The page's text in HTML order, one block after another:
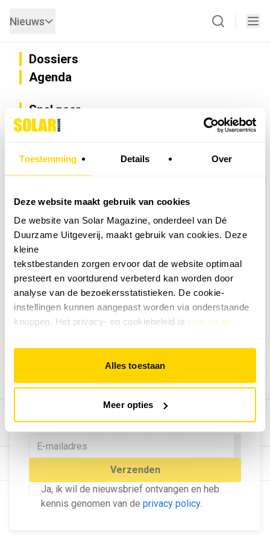
Toestemming Details Over
Deze website maakt gebruik van cookies
De website van Solar Magazine, onderdeel van Dé
Duurzame Uitgeverij, maakt gebruik van cookies. Deze
kleine
tekstbestanden zorgen ervoor dat de website optimaal
presteert en voortdurend verbeterd kan worden door
analyse van de bezoekersstatistieken. De cookie-
instellingen kunnen aangepast worden via onderstaande
knoppen. Het privacy- en cookiebeleid is hier na te
Alles toestaan
Meer opties
MELD U AAN VOOR ONZE
NIEUWSBRIEF
Blijf op de hoogte van het laatste nieuws!
Verzenden
Ja, ik wil de nieuwsbrief ontvangen en heb
kennis genomen van de privacy policy.
Nieuws
Dossiers
Agenda
Snel naar
Privacy
Nieuwsbrief
Vacatures
Installateurzoeker
Cookievoorkeuren wijzigen
English
Geef ons feedback
Vertel ons wat je van onze website vindt.
Tip de redactie
Bekijk hier de mogelijkheden.
© Dé Duurzame Uitgeverij